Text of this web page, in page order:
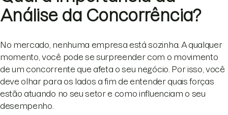
Análise da Concorrência?
No mercado, nenhuma empresa está sozinha. A qualquer
momento, você pode se surpreender com o movimento
de um concorrente que afeta o seu negócio. Por isso, você
deve olhar para os lados a fim de entender quais forças
estão atuando no seu setor e como influenciam o seu
desempenho.